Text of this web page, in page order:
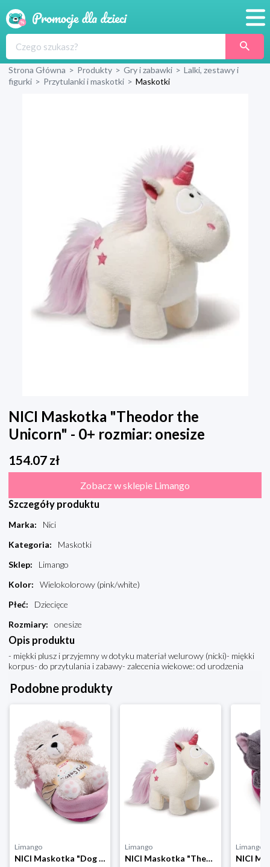
Produkty
Wyprawka
Strona Główna > Produkty > Gry i zabawki > Lalki, zestawy i
figurki > Przytulanki i maskotki > Maskotki
NICI Maskotka "Theodor the
Unicorn" - 0+ rozmiar: onesize
154.07 zł
Zobacz w sklepie Limango
Szczegóły produktu
Marka:
Nici
Kategoria:
Maskotki
Sklep:
Limango
Kolor:
Wielokolorowy (pink/white)
Płeć:
Dziecięce
Rozmiary: onesize
Opis produktu
- miękki plusz i przyjemny w dotyku materiał welurowy (nicki)- miękki
korpus- do przytulania i zabawy- zalecenia wiekowe: od urodzenia
Podobne produkty
Limango
NICI Maskotka "Dog in a basket" - 0+ rozmiar: onesize
Limango
NICI Maskotka "Theodor the Unicorn" - 0+ rozmiar: onesize
Limango